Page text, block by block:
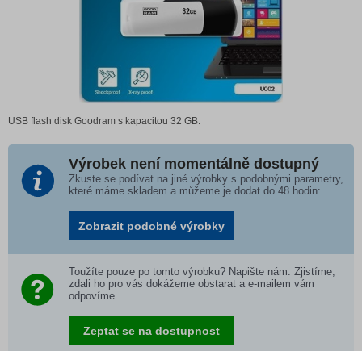
USB flash disk Goodram s kapacitou 32 GB.
Výrobek není momentálně dostupný
Zkuste se podívat na jiné výrobky s podobnými parametry,
které máme skladem a můžeme je dodat do 48 hodin:
Zobrazit podobné výrobky
Toužíte pouze po tomto výrobku? Napište nám. Zjistíme,
zdali ho pro vás dokážeme obstarat a e-mailem vám
odpovíme.
Zeptat se na dostupnost